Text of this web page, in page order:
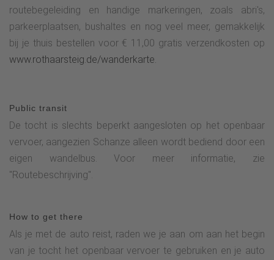
routebegeleiding en handige markeringen, zoals abri's,
parkeerplaatsen, bushaltes en nog veel meer, gemakkelijk
bij je thuis bestellen voor € 11,00 gratis verzendkosten op
www.rothaarsteig.de/wanderkarte.
Public transit
De tocht is slechts beperkt aangesloten op het openbaar
vervoer, aangezien Schanze alleen wordt bediend door een
eigen wandelbus. Voor meer informatie, zie
"Routebeschrijving".
How to get there
Als je met de auto reist, raden we je aan om aan het begin
van je tocht het openbaar vervoer te gebruiken en je auto